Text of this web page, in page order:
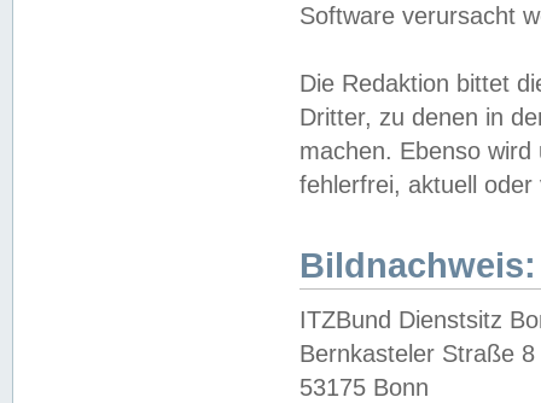
Software verursacht
Die Redaktion bittet
Dritter, zu denen in
machen. Ebenso
fehlerfrei, aktuell oder
Bildnachweis:
ITZBund Dienstsitz
Bernkasteler Straße 8
53175 Bonn